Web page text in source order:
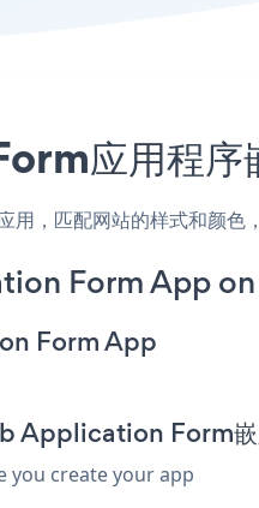
应用程序
，匹配网站的样式和颜色
Form App
Form App
Application Form嵌
you create your app